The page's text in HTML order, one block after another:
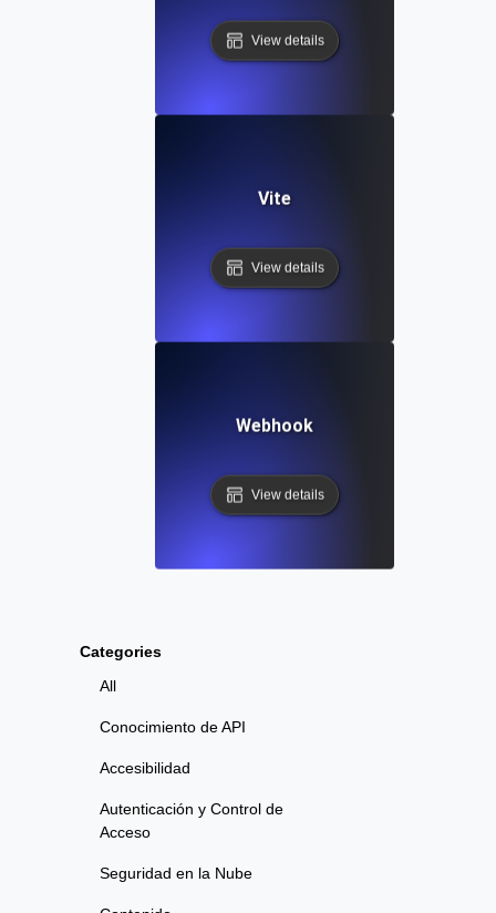
Categories
All
Conocimiento de API
Accesibilidad
Autenticación y Control de
Acceso
Seguridad en la Nube
View details
Vite
View details
Webhook
View details